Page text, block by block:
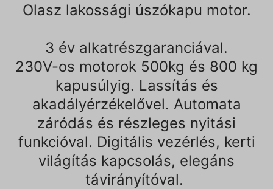
Olasz lakossági úszókapu motor.
3 év alkatrészgaranciával.
230V-os motorok 500kg és 800 kg
kapusúlyig. Lassítás és
akadályérzékelővel. Automata
záródás és részleges nyitási
funkcióval. Digitális vezérlés, kerti
világítás kapcsolás, elegáns
távirányítóval.